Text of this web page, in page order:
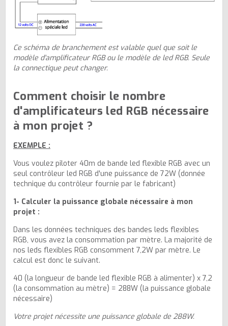
Ce schéma de branchement est valable quel que soit le
modèle d'amplificateur RGB ou le modèle de led RGB. Seule
la connectique peut changer.
Comment choisir le nombre
d'amplificateurs led RGB nécessaire
à mon projet ?
EXEMPLE :
Vous voulez piloter 40m de bande led flexible RGB avec un
seul contrôleur led RGB d'une puissance de 72W (donnée
technique du contrôleur fournie par le fabricant)
1- Calculer la puissance globale nécessaire à mon
projet :
Dans les données techniques des bandes leds flexibles
RGB, vous avez la consommation par mètre. La majorité de
nos leds flexibles RGB consomment 7,2W par mètre. Le
calcul est donc le suivant.
40 (la longueur de bande led flexible RGB à alimenter) x 7,2
(la consommation au mètre) = 288W (la puissance globale
nécessaire)
Votre projet nécessite une puissance globale de 288W.